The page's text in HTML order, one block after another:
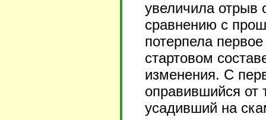
увеличила отрыв
сравнению с
потерпела
стартовом
изменения. С
оправившийся от
усадивший на